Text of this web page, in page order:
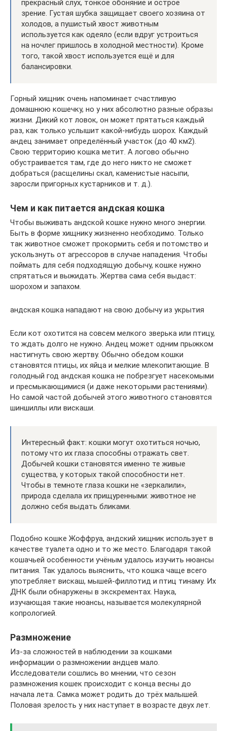
прекрасный слух, тонкое обоняние и острое
зрение. Густая шубка защищает своего хозяина от
холодов, а пушистый хвост животным
используется как одеяло (если вдруг устроиться
на ночлег пришлось в холодной местности). Кроме
того, такой хвост используется ещё и для
балансировки.
Горный хищник очень напоминает счастливую
домашнюю кошечку, но у них абсолютно разные образы
жизни. Дикий кот ловок, он может прятаться каждый
раз, как только услышит какой-нибудь шорох. Каждый
андец занимает определённый участок (до 40 км2).
Свою территорию кошка метит. А логово обычно
обустраивается там, где до него никто не сможет
добраться (расщелины скал, каменистые насыпи,
заросли пригорных кустарников и т. д.).
Чем и как питается андская кошка
Чтобы выживать андской кошке нужно много энергии.
Быть в форме хищнику жизненно необходимо. Только
так животное сможет прокормить себя и потомство и
ускользнуть от агрессоров в случае нападения. Чтобы
поймать для себя подходящую добычу, кошке нужно
спрятаться и выжидать. Жертва сама себя выдаст:
шорохом и запахом.
андская кошка нападают на свою добычу из укрытия
Если кот охотится на совсем мелкого зверька или птицу,
то ждать долго не нужно. Андец может одним прыжком
настигнуть свою жертву. Обычно обедом кошки
становятся птицы, их яйца и мелкие млекопитающие. В
голодный год андская кошка не побрезгует насекомыми
и пресмыкающимися (и даже некоторыми растениями).
Но самой частой добычей этого животного становятся
шиншиллы или вискаши.
Интересный факт: кошки могут охотиться ночью,
потому что их глаза способны отражать свет.
Добычей кошки становятся именно те живые
существа, у которых такой способности нет.
Чтобы в темноте глаза кошки не «зеркалили»,
природа сделала их прищуренными: животное не
должно себя выдать бликами.
Подобно кошке Жоффруа, андский хищник использует в
качестве туалета одно и то же место. Благодаря такой
кошачьей особенности учёным удалось изучить нюансы
питания. Так удалось выяснить, что кошка чаще всего
употребляет вискаш, мышей-филлотид и птиц тинаму. Их
ДНК были обнаружены в экскрементах. Наука,
изучающая такие нюансы, называется молекулярной
копрологией.
Размножение
Из-за сложностей в наблюдении за кошками
информации о размножении андцев мало.
Исследователи сошлись во мнении, что сезон
размножения кошек происходит с конца весны до
начала лета. Самка может родить до трёх малышей.
Половая зрелость у них наступает в возрасте двух лет.